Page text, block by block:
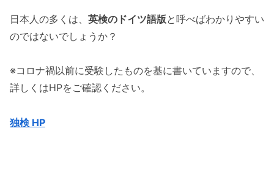
日本人の多くは、 英検のドイツ語版と呼べばわかりやすい
のではないでしょうか？
※コロナ禍以前に受験したものを基に書いていますので、
詳しくはHPをご確認ください。
独検 HP